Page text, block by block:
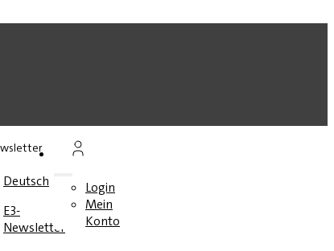
Deutsch
E3-
Newsletter
Login
Mein
Konto